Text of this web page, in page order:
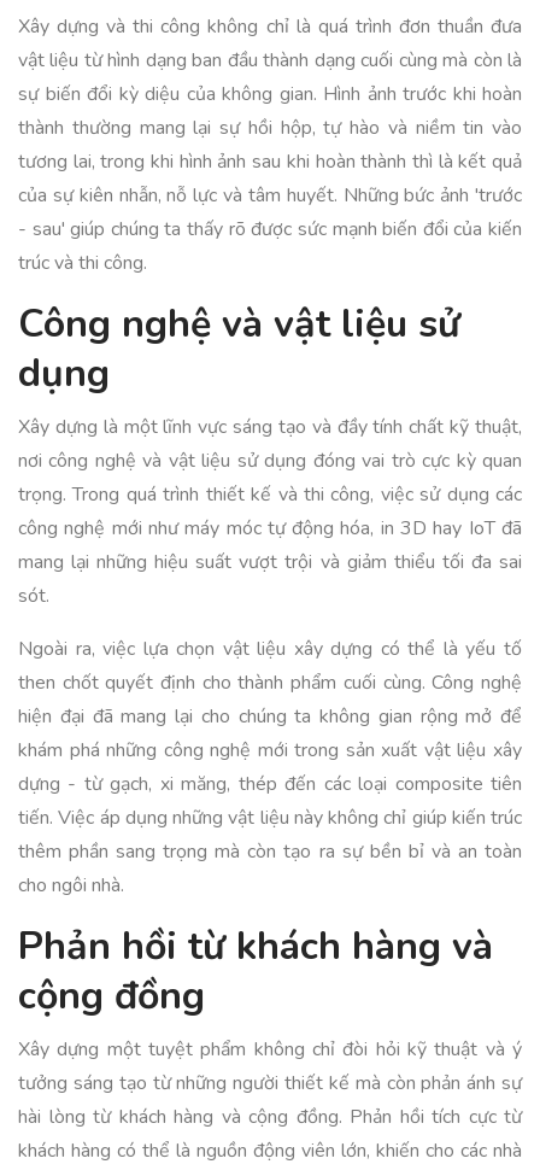
Xây dựng và thi công không chỉ là quá trình đơn thuần đưa
vật liệu từ hình dạng ban đầu thành dạng cuối cùng mà còn là
sự biến đổi kỳ diệu của không gian. Hình ảnh trước khi hoàn
thành thường mang lại sự hồi hộp, tự hào và niềm tin vào
tương lai, trong khi hình ảnh sau khi hoàn thành thì là kết quả
của sự kiên nhẫn, nỗ lực và tâm huyết. Những bức ảnh 'trước
- sau' giúp chúng ta thấy rõ được sức mạnh biến đổi của kiến
trúc và thi công.
Công nghệ và vật liệu sử
dụng
Xây dựng là một lĩnh vực sáng tạo và đầy tính chất kỹ thuật,
nơi công nghệ và vật liệu sử dụng đóng vai trò cực kỳ quan
trọng. Trong quá trình thiết kế và thi công, việc sử dụng các
công nghệ mới như máy móc tự động hóa, in 3D hay IoT đã
mang lại những hiệu suất vượt trội và giảm thiểu tối đa sai
sót.
Ngoài ra, việc lựa chọn vật liệu xây dựng có thể là yếu tố
then chốt quyết định cho thành phẩm cuối cùng. Công nghệ
hiện đại đã mang lại cho chúng ta không gian rộng mở để
khám phá những công nghệ mới trong sản xuất vật liệu xây
dựng - từ gạch, xi măng, thép đến các loại composite tiên
tiến. Việc áp dụng những vật liệu này không chỉ giúp kiến trúc
thêm phần sang trọng mà còn tạo ra sự bền bỉ và an toàn
cho ngôi nhà.
Phản hồi từ khách hàng và
cộng đồng
Xây dựng một tuyệt phẩm không chỉ đòi hỏi kỹ thuật và ý
tưởng sáng tạo từ những người thiết kế mà còn phản ánh sự
hài lòng từ khách hàng và cộng đồng. Phản hồi tích cực từ
khách hàng có thể là nguồn động viên lớn, khiến cho các nhà